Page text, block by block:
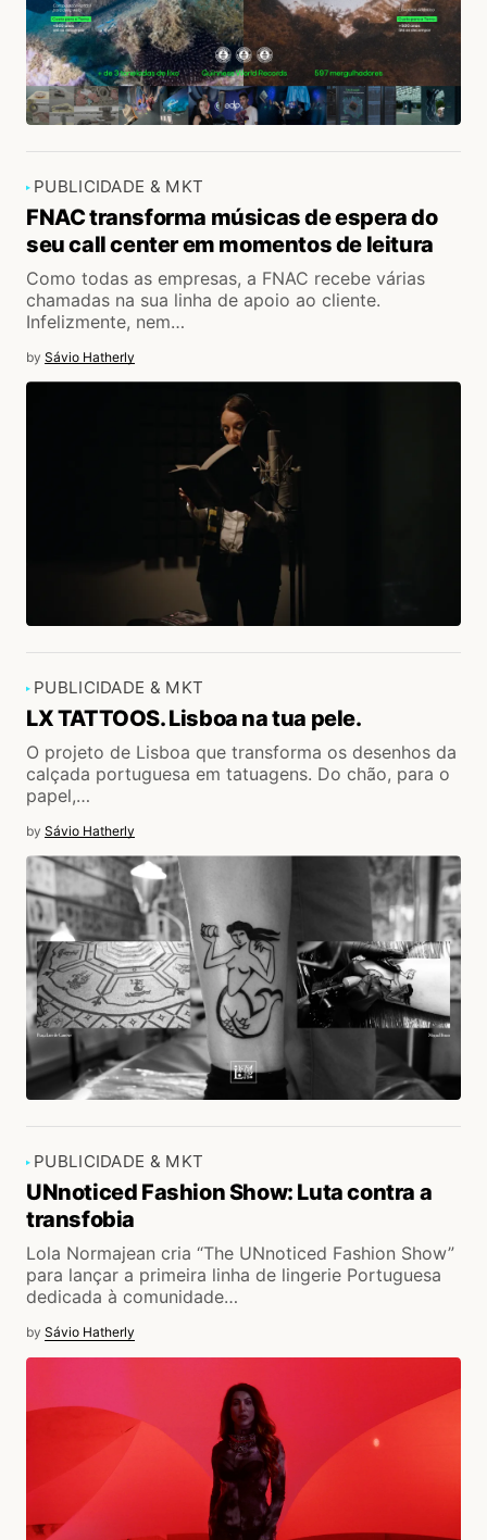
PUBLICIDADE & MKT
FNAC transforma músicas de espera do
seu call center em momentos de leitura
Como todas as empresas, a FNAC recebe várias
chamadas na sua linha de apoio ao cliente.
Infelizmente, nem…
by Sávio Hatherly
PUBLICIDADE & MKT
LX TATTOOS. Lisboa na tua pele.
O projeto de Lisboa que transforma os desenhos da
calçada portuguesa em tatuagens. Do chão, para o
papel,…
by Sávio Hatherly
PUBLICIDADE & MKT
UNnoticed Fashion Show: Luta contra a
transfobia
Lola Normajean cria “The UNnoticed Fashion Show”
para lançar a primeira linha de lingerie Portuguesa
dedicada à comunidade…
by Sávio Hatherly